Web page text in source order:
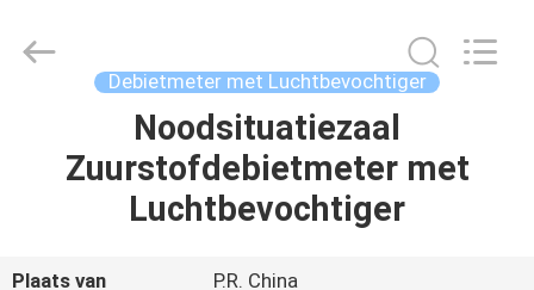
PRODUCTEN
ONGEVEER
Ltd..
Debietmeter met Luchtbevochtiger
Noodsituatiezaal
Zuurstofdebietmeter met
Luchtbevochtiger
Plaats van
P.R. China